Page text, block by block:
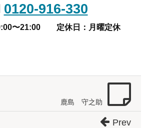
0120-916-330
〜21:00 定休日：月曜定休
鹿島 守之助
Prev